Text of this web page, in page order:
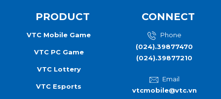
PRODUCT
VTC Mobile Game
VTC PC Game
VTC Lottery
VTC Esports
CONNECT
Phone
(024).39877470
(024).39877210
Email
vtcmobile@vtc.vn